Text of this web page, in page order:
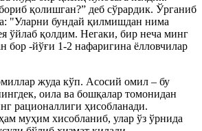
қолишган?” деб сўрардик. Ўрганиб
"Уларни бундай қилмишдан нима
ўйлаб қолдим. Негаки, бир неча минг
бор -йўғи 1-2 нафаригина ёлловчилар
жуда кўп. Асосий омил – бу
оила ва бошқалар томонидан
рационаллиги ҳисобланади.
муҳим хисобланиб, улар ўз ўрнида